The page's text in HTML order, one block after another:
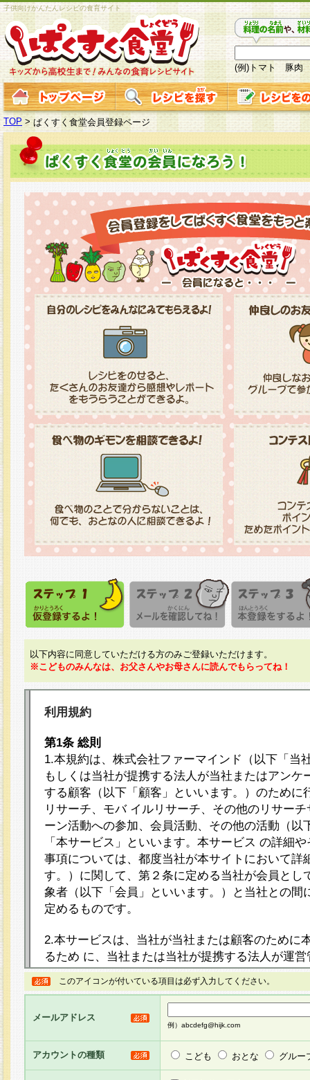
子供向けかんたんレシピの食育サイト
(例)トマト 豚肉
TOP > ぱくすく食堂会員登録ページ
以下内容に同意していただける方のみご登録いただけます。
※こどものみんなは、お父さんやお母さんに読んでもらってね！
利用規約
第1条 総則
1.本規約は、株式会社ファーマインド（以下「当
もしくは当社が提携する法人が当社またはアンケ
する顧客（以下「顧客」といいます。）のために
リサーチ、モバ イルリサーチ、その他のリサー
ーン活動への参加、会員活動、その他の活動（以
「本サービス」といいます。本サービス の詳細
事項については、都度当社が本サイトにおいて詳
す。）に関して、第２条に定める当社が会員とし
象者（以下「会員」といいます。）と当社との間
定めるものです。
2.本サービスは、当社が当社または顧客のために
るため に、当社または当社が提携する法人が運
ト（以下「本サイト」といいます。）上に本サー
ージを設け、会員がアンケー ト調査に回答する
し、その結果を当社が集計・分析その他の利用を
るものです。なお、本サービスは、それぞれの目
員に対して本サービスの依頼を行うこともあり、
た全ての会員に対して本サービスの依頼をすると
りま す。
このアイコンが付いている項目は必ず入力してください。
メールアドレス
例）abcdefg@hijk.com
アカウントの種類 こども おとな グルー